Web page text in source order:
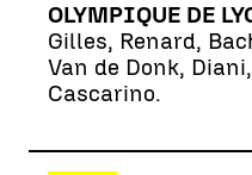
OLYMPIQUE DE
Gilles, Renard,
Van de Donk,
Cascarino.